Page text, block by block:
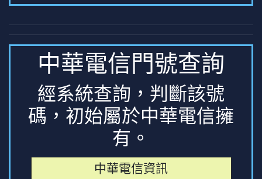
中華電信門號查詢
經系統查詢，判斷該號
碼，初始屬於中華電信擁
有。
中華電信資訊